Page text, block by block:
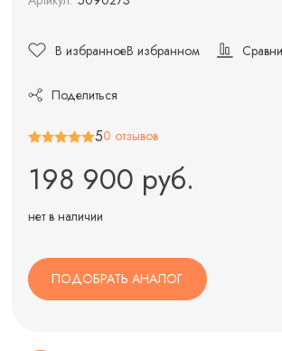
В избранноеВ избранном
Поделиться
50 отзывов
198 900 руб.
нет в наличии
ПОДОБРАТЬ АНАЛОГ